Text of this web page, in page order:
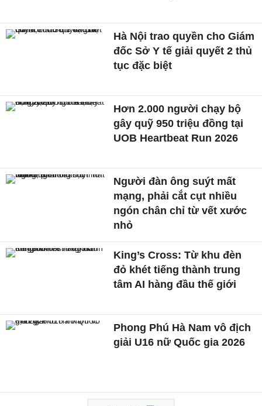
Hà Nội trao quyền cho Giám
đốc Sở Y tế giải quyết 2 thủ
tục đặc biệt
Hơn 2.000 người chạy bộ
gây quỹ 950 triệu đồng tại
UOB Heartbeat Run 2026
Người đàn ông suýt mất
mạng, phải cắt cụt nhiều
ngón chân chỉ từ vết xước
nhỏ
King’s Cross: Từ khu đèn
đỏ khét tiếng thành trung
tâm AI hàng đầu thế giới
Phong Phú Hà Nam vô địch
giải U16 nữ Quốc gia 2026